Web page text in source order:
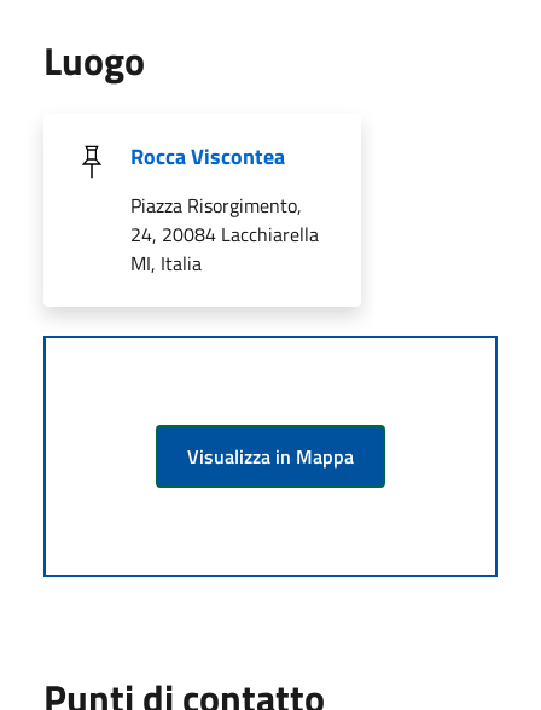
Luogo
Rocca Viscontea
Piazza Risorgimento,
24, 20084 Lacchiarella
MI, Italia
Visualizza in Mappa
Punti di contatto